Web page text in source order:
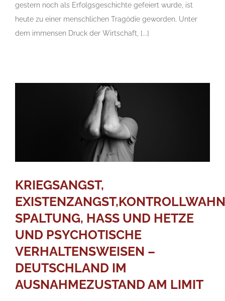
gestern noch als Erfolgsgeschichte gefeiert wurde, ist
heute zu einer menschlichen Tragödie geworden. Unter
dem immensen Druck der Wirtschaft, [...]
KRIEGSANGST,
SPALTUNG, HASS UND HETZE
UND PSYCHOTISCHE
VERHALTENSWEISEN –
DEUTSCHLAND IM
AUSNAHMEZUSTAND AM LIMIT